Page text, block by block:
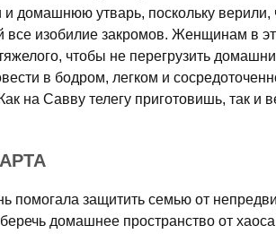
домашнюю утварь, поскольку верили,
все изобилие закромов. Женщинам в
чтобы не перегрузить
в бодром, легком и
на Савву телегу приготовишь, так и
помогала защитить семью от
домашнее пространство от